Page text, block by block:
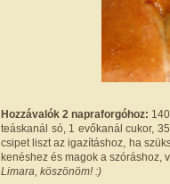
Hozzávalók 2 napraforgóhoz:
teáskanál só, 1 evőkanál cukor,
csipet liszt az igazításhoz, ha
kenéshez és magok a szóráshoz,
Limara, köszönöm! :)